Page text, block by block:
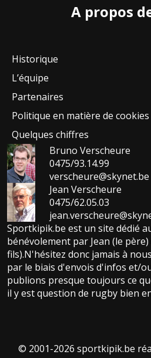
A propos
Historique
L’équipe
Partenaires
Politique en matière de cookies
Quelques chiffres
Bruno Verscheure
0475/93.14.99
verscheure@skynet.be
Jean Verscheure
0475/62.05.03
Sportkipik.be est un site dédié
bénévolement par Jean (le
fils).N'hésitez donc jamais à
par le biais d'envois d'infos et/
publions presque toujours ce
il y est question de rugby bien
© 2001-2026 sportkipik.be